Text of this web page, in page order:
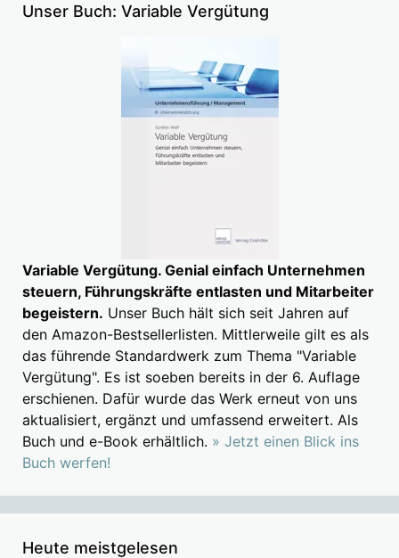
Unser Buch: Variable Vergütung
Variable Vergütung. Genial einfach Unternehmen
steuern, Führungskräfte entlasten und Mitarbeiter
begeistern. Unser Buch hält sich seit Jahren auf
den Amazon-Bestsellerlisten. Mittlerweile gilt es als
das führende Standardwerk zum Thema "Variable
Vergütung". Es ist soeben bereits in der 6. Auflage
erschienen. Dafür wurde das Werk erneut von uns
aktualisiert, ergänzt und umfassend erweitert. Als
Buch und e-Book erhältlich. » Jetzt einen Blick ins
Buch werfen!
Heute meistgelesen